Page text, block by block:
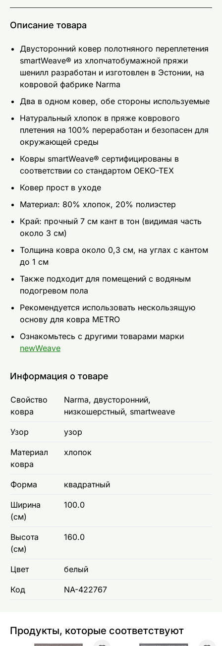
Описание товара
Двусторонний ковер полотняного переплетения
smartWeave® из хлопчатобумажной пряжи
шенилл разработан и изготовлен в Эстонии, на
ковровой фабрике Narma
Два в одном ковер, обе стороны используемые
Натуральный хлопок в пряже коврового
плетения на 100% переработан и безопасен для
окружающей среды
Ковры smartWeave® сертифицированы в
соответствии со стандартом OEKO-TEX
Ковер прост в уходе
Mатериал: 80% хлопок, 20% полиэстер
Край: прочный 7 см кант в тон (видимая часть
около 3 см)
Толщина ковра около 0,3 см, на углах с кантом
до 1 см
Также подходит для помещений с водяным
подогревом пола
Рекомендуется использовать нескользящую
основу для ковра METRO
Ознакомьтесь с другими товарами марки
newWeave
Информация о товаре
Свойство
ковра
Narma, двусторонний,
низкошерстный, smartweave
Узор узор
Материал
ковра
хлопок
Форма квадратный
Ширина
(см)
100.0
Высота
(см)
160.0
Цвет белый
Код NA-422767
Продукты, которые соответствуют